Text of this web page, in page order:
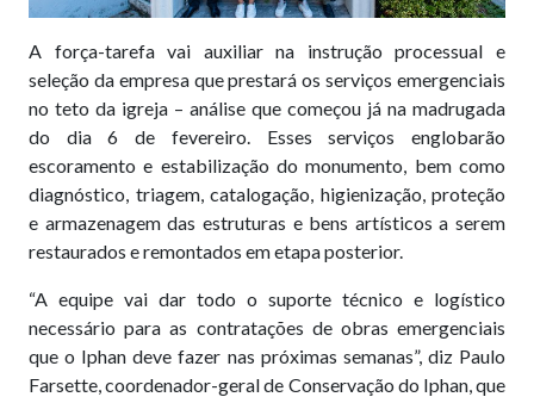
A força-tarefa vai auxiliar na instrução processual e
seleção da empresa que prestará os serviços emergenciais
no teto da igreja – análise que começou já na madrugada
do dia 6 de fevereiro. Esses serviços englobarão
escoramento e estabilização do monumento, bem como
diagnóstico, triagem, catalogação, higienização, proteção
e armazenagem das estruturas e bens artísticos a serem
restaurados e remontados em etapa posterior.
“A equipe vai dar todo o suporte técnico e logístico
necessário para as contratações de obras emergenciais
que o Iphan deve fazer nas próximas semanas”, diz Paulo
Farsette, coordenador-geral de Conservação do Iphan, que